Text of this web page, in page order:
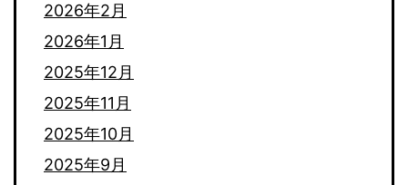
2026年2月
2026年1月
2025年12月
2025年11月
2025年10月
2025年9月